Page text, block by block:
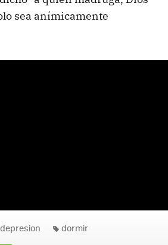
sea anímicamente
depresion dormir